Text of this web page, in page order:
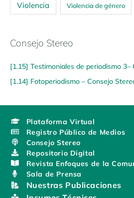
Violencia Violencia de género
Consejo Stereo
[1.15] Testimoniales de periodismo 3–
[1.14] Fotoperiodismo – Consejo
Plataforma Virtual
Registro Público de Medios
Consejo Stereo
Repositorio Digital
Revista Enfoques de la
Sala de Prensa
Nuestras Publicaciones